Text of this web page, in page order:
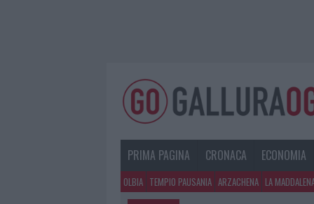
PRIMA PAGINA CRONACA ECONOMIA
OLBIA TEMPIO PAUSANIA ARZACHENA LA